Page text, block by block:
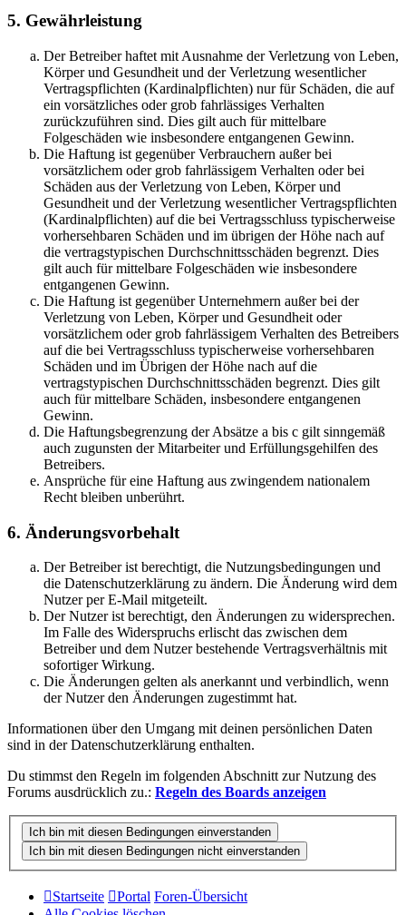
5. Gewährleistung
Der Betreiber haftet mit Ausnahme der Verletzung von Leben,
Körper und Gesundheit und der Verletzung wesentlicher
Vertragspflichten (Kardinalpflichten) nur für Schäden, die auf
ein vorsätzliches oder grob fahrlässiges Verhalten
zurückzuführen sind. Dies gilt auch für mittelbare
Folgeschäden wie insbesondere entgangenen Gewinn.
Die Haftung ist gegenüber Verbrauchern außer bei
vorsätzlichem oder grob fahrlässigem Verhalten oder bei
Schäden aus der Verletzung von Leben, Körper und
Gesundheit und der Verletzung wesentlicher Vertragspflichten
(Kardinalpflichten) auf die bei Vertragsschluss typischerweise
vorhersehbaren Schäden und im übrigen der Höhe nach auf
die vertragstypischen Durchschnittsschäden begrenzt. Dies
gilt auch für mittelbare Folgeschäden wie insbesondere
entgangenen Gewinn.
Die Haftung ist gegenüber Unternehmern außer bei der
Verletzung von Leben, Körper und Gesundheit oder
vorsätzlichem oder grob fahrlässigem Verhalten des Betreibers
auf die bei Vertragsschluss typischerweise vorhersehbaren
Schäden und im Übrigen der Höhe nach auf die
vertragstypischen Durchschnittsschäden begrenzt. Dies gilt
auch für mittelbare Schäden, insbesondere entgangenen
Gewinn.
Die Haftungsbegrenzung der Absätze a bis c gilt sinngemäß
auch zugunsten der Mitarbeiter und Erfüllungsgehilfen des
Betreibers.
Ansprüche für eine Haftung aus zwingendem nationalem
Recht bleiben unberührt.
6. Änderungsvorbehalt
Der Betreiber ist berechtigt, die Nutzungsbedingungen und
die Datenschutzerklärung zu ändern. Die Änderung wird dem
Nutzer per E-Mail mitgeteilt.
Der Nutzer ist berechtigt, den Änderungen zu widersprechen.
Im Falle des Widerspruchs erlischt das zwischen dem
Betreiber und dem Nutzer bestehende Vertragsverhältnis mit
sofortiger Wirkung.
Die Änderungen gelten als anerkannt und verbindlich, wenn
der Nutzer den Änderungen zugestimmt hat.
Informationen über den Umgang mit deinen persönlichen Daten
sind in der Datenschutzerklärung enthalten.
Du stimmst den Regeln im folgenden Abschnitt zur Nutzung des
Forums ausdrücklich zu.: Regeln des Boards anzeigen
Startseite Portal Foren-Übersicht